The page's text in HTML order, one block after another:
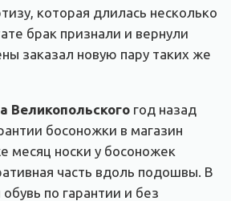
которая длилась несколько
брак признали и вернули
заказал новую пару таких же
Великопольского год назад
босоножки в магазин
месяц носки у босоножек
часть вдоль подошвы. В
по гарантии и без